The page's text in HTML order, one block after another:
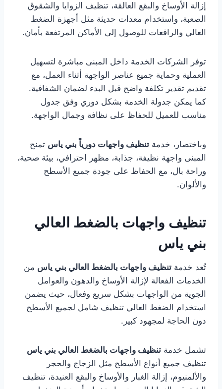
إزالة الأوساخ والبقع العالقة، تنظيف الزوايا والشقوق
الصعبة، واستخدام معدات حديثة مثل أجهزة الضغط
العالي والرافعات للوصول إلى الأماكن المرتفعة بأمان.
توفر الشركات الخدمة داخل المبنى مباشرة لتسهيل
العملية وحماية جميع عناصر الواجهة أثناء العمل، مع
تقديم تقدير تكلفة واضح قبل البدء لضمان الشفافية.
كما يمكن جدولة الخدمة بشكل دوري وفق جدول
مناسب للعميل للحفاظ على نظافة وجمال الواجهة.
وباختصار، خدمة تنظيف واجهات دورياً بني ياس تمنح
المبنى واجهة نظيفة، جذابة، مظهر احترافي، بيئة صحية،
وراحة بال، مع الحفاظ على جودة جميع الأسطح
والألوان.
تنظيف واجهات بالضغط العالي
بني ياس
تُعد خدمة تنظيف واجهات بالضغط العالي بني ياس من
الخدمات الفعالة لإزالة الأوساخ والدهون والعوامل
الجوية من الواجهات بشكل سريع وفعال، حيث يضمن
استخدام الضغط العالي تنظيف شامل لجميع الأسطح
دون الحاجة لمجهود كبير.
تشمل خدمة تنظيف واجهات بالضغط العالي بني ياس
تنظيف جميع أنواع الأسطح مثل الزجاج والحجر
والألمنيوم، إزالة الغبار والأوساخ والبقع العنيدة، تنظيف